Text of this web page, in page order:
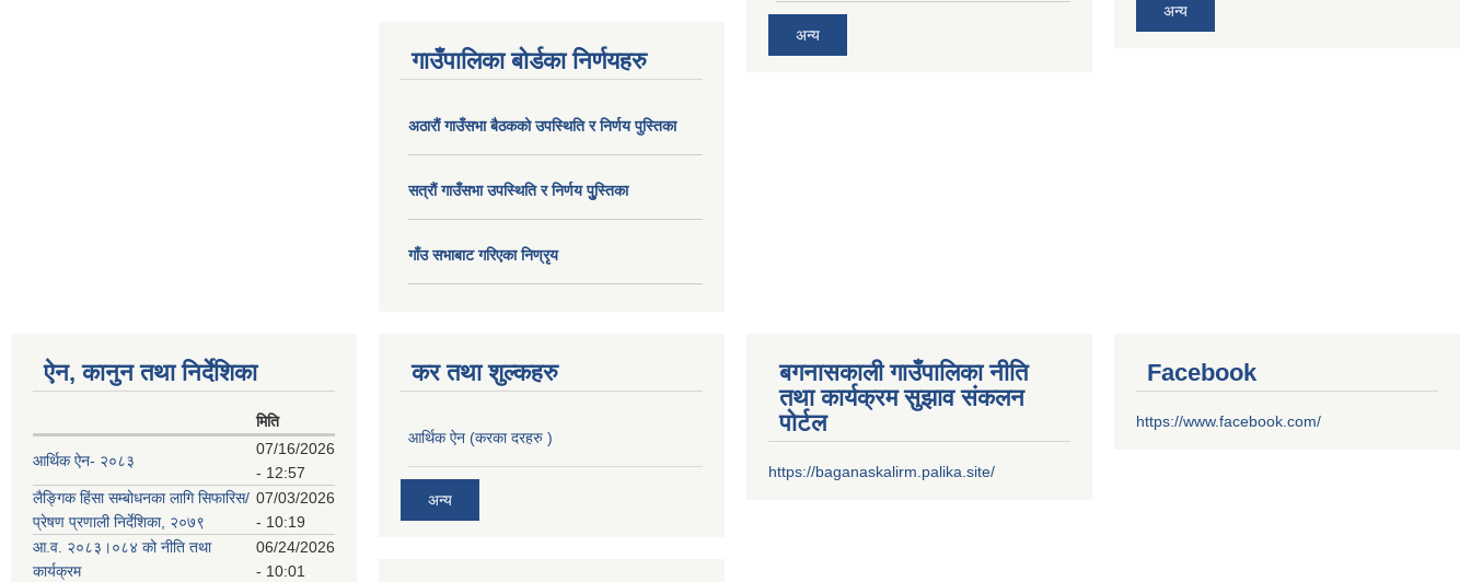
गाउँपालिका बोर्डका निर्णयहरु
अठाराैं गाउँसभा बैठकको उपस्थिति र निर्णय पुस्तिका
सत्राैं गाउँसभा उपस्थिति र निर्णय पुु्स्तिका
गाँउ सभाबाट गरिएका निण्रृय
अन्य
अन्य
ऐन, कानुन तथा निर्देशिका
मिति
आर्थिक ऐन- २०८३
07/16/2026
- 12:57
लैङ्गिक हिंसा सम्बोधनका लागि सिफारिस/
प्रेषण प्रणाली निर्देशिका, २०७९
07/03/2026
- 10:19
आ.व. २०८३।०८४ को नीति तथा
कार्यक्रम
06/24/2026
- 10:01
कर तथा शुल्कहरु
आर्थिक ऐन (करका दरहरु )
अन्य
बगनासकाली गाउँपालिका नीति
तथा कार्यक्रम सुझाव संकलन
पोर्टल
https://baganaskalirm.palika.site/
Facebook
https://www.facebook.com/